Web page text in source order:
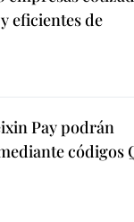
eficientes de
Pay podrán
códigos